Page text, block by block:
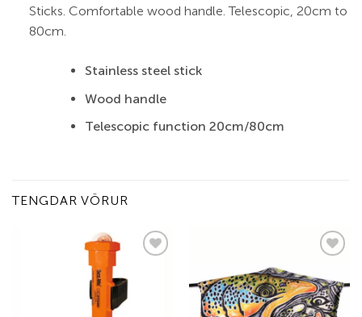
Sticks. Comfortable wood handle. Telescopic, 20cm to
80cm.
Stainless steel stick
Wood handle
Telescopic function 20cm/80cm
TENGDAR VÖRUR
wishlist